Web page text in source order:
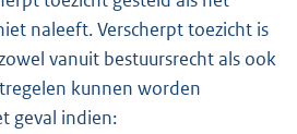
naleeft. Verscherpt toezicht is
vanuit bestuursrecht als ook
kunnen worden
geval indien: